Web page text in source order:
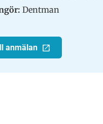
Dentman
anmälan